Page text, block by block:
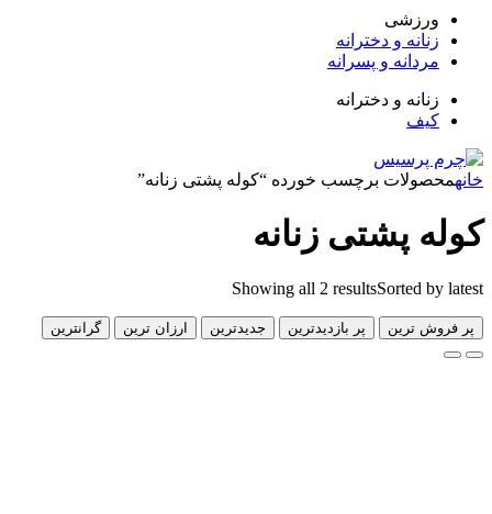
و دخترانه
و پسرانه
و دخترانه
برچسب خورده “کوله پشتی زنانه”
پشتی زنانه
Showing all 2 resultsSorted
ترین پر بازدیدترین جدیدترین ارزان ترین گرانترین